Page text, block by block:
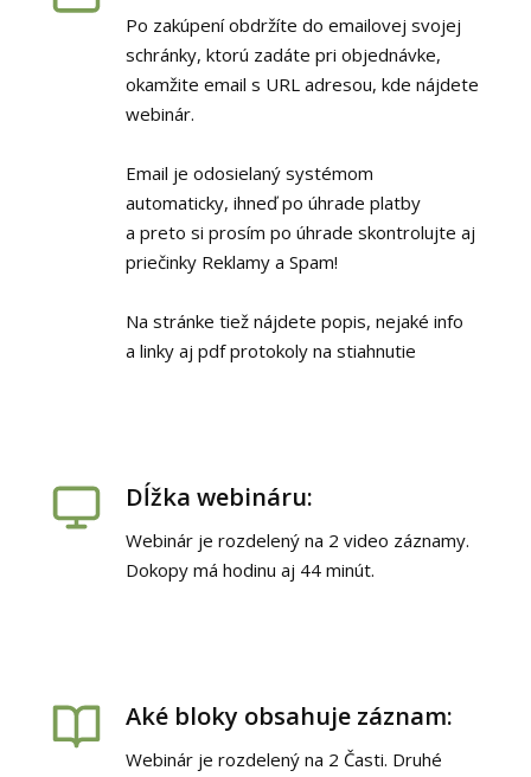
Po zakúpení obdržíte do emailovej svojej
schránky, ktorú zadáte pri objednávke,
okamžite email s URL adresou, kde nájdete
webinár.
Email je odosielaný systémom
automaticky, ihneď po úhrade platby
a preto si prosím po úhrade skontrolujte aj
priečinky Reklamy a Spam!
Na stránke tiež nájdete popis, nejaké info
a linky aj pdf protokoly na stiahnutie
Dĺžka webináru:
Webinár je rozdelený na 2 video záznamy.
Dokopy má hodinu aj 44 minút.
Aké bloky obsahuje záznam:
Webinár je rozdelený na 2 Časti. Druhé